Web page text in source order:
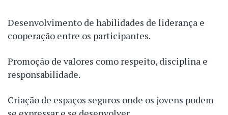
Desenvolvimento de habilidades de liderança e
cooperação entre os participantes.
Promoção de valores como respeito, disciplina e
responsabilidade.
Criação de espaços seguros onde os jovens podem